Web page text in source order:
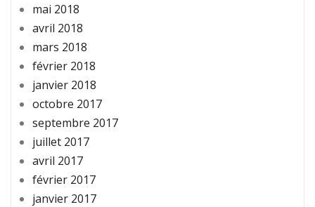
mai 2018
avril 2018
mars 2018
février 2018
janvier 2018
octobre 2017
septembre 2017
juillet 2017
avril 2017
février 2017
janvier 2017